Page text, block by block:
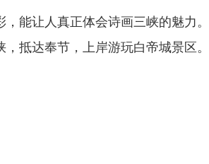
，能让人真正体会诗画三峡的魅力
，抵达奉节，上岸游玩白帝城景区。